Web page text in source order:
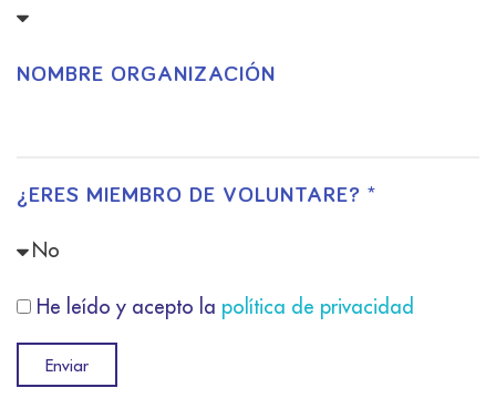
NOMBRE ORGANIZACIÓN
¿ERES MIEMBRO DE VOLUNTARE? *
He leído y acepto la política de privacidad
Enviar